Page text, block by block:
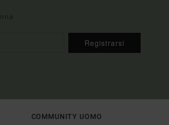
Registrarsi
COMMUNITY UOMO